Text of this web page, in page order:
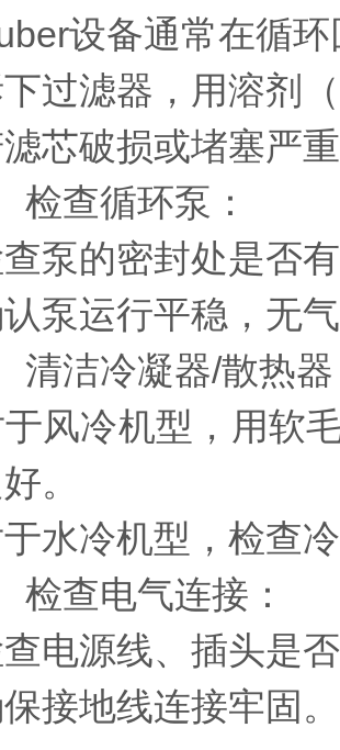
设备通常在循环
滤器，用溶剂（
破损或堵塞严重
查循环泵：
的密封处是否有
运行平稳，无气
洁冷凝器/散热器
冷机型，用软毛
。
冷机型，检查冷
查电气连接：
源线、插头是否
地线连接牢固。